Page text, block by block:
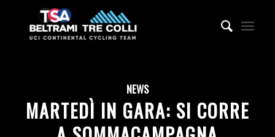
NEWS
MARTEDÌ IN GARA: SI CORRE